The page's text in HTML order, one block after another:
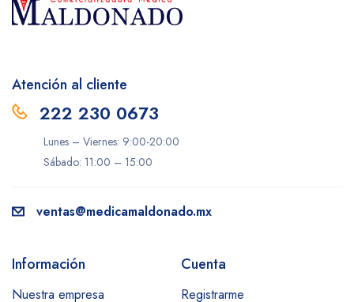
Atención al cliente
222 230 0673
Lunes – Viernes: 9:00-20:00
Sábado: 11:00 – 15:00
ventas@medicamaldonado.mx
Información
Nuestra empresa
Cuenta
Registrarme